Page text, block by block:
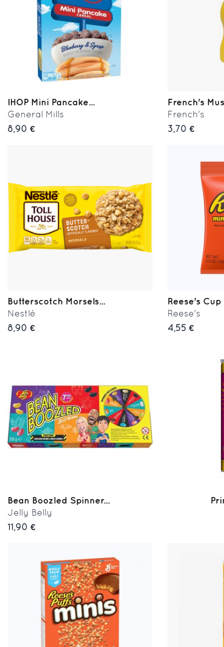
IHOP Mini Pancake...
General Mills
8,90 €
French's
French's
3,70 €
Butterscotch Morsels...
Nestlé
8,90 €
Reese's
Reese's
4,55 €
Bean Boozled Spinner...
Jelly Belly
11,90 €